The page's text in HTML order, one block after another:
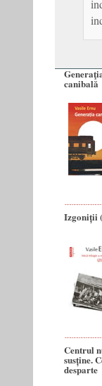
canibală
Izgoniții
Centrul
susține.
desparte